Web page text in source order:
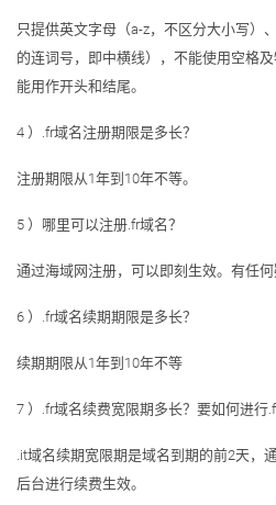
只提供英文字母（a-z，不区分大小写）
的连词号，即中横线），不能使用空格
能用作开头和结尾。
4 ）.fr域名注册期限是多长？
注册期限从1年到10年不等。
5 ）哪里可以注册.fr域名？
通过海域网注册，可以即刻生效。有任何
6 ）.fr域名续期期限是多长？
续期期限从1年到10年不等
7 ）.fr域名续费宽限期多长？要如何进行
.it域名续期宽限期是域名到期的前2天，
后台进行续费生效。